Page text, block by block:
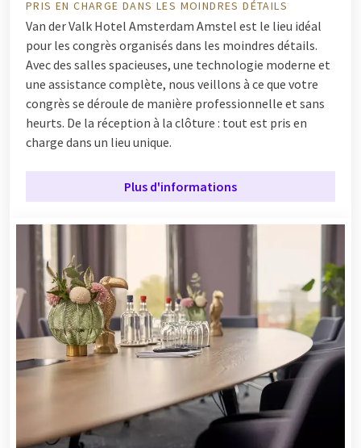
PRIS EN CHARGE DANS LES MOINDRES DÉTAILS
Van der Valk Hotel Amsterdam Amstel est le lieu idéal
pour les congrès organisés dans les moindres détails.
Avec des salles spacieuses, une technologie moderne et
une assistance complète, nous veillons à ce que votre
congrès se déroule de manière professionnelle et sans
heurts. De la réception à la clôture : tout est pris en
charge dans un lieu unique.
Plus d'informations